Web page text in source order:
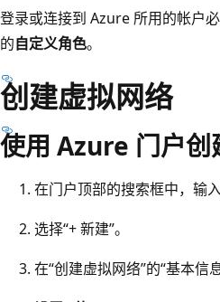
登录或连接到 Azure 所用的帐户
的自定义角色。
创建虚拟网络
使用 Azure 门户创
在门户顶部的搜索框中，输
选择“+ 新建”。
在“创建虚拟网络”的“基本信